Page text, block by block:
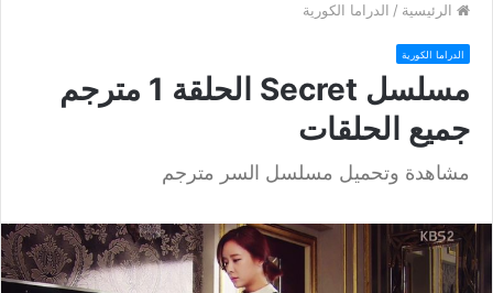
الرئيسية / الدراما الكورية
الدراما الكورية
مسلسل Secret الحلقة 1 مترجم
جميع الحلقات
مشاهدة وتحميل مسلسل السر مترجم